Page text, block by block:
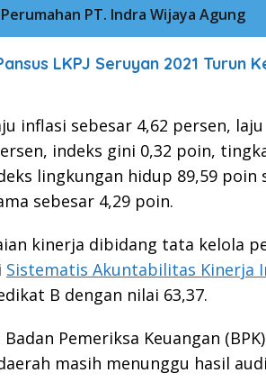
PT. Indra Wijaya Agung
LKPJ Seruyan 2021 Turun
inflasi sebesar 4,62 persen,
indeks gini 0,32 poin,
lingkungan hidup 89,59 poin
sebesar 4,29 poin.
kinerja dibidang tata kelola
Sistematis Akuntabilitas Kinerja
B dengan nilai 63,37.
Pemeriksa Keuangan
masih menunggu hasil